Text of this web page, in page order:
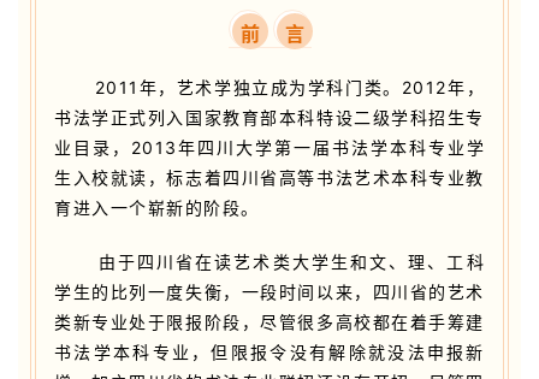
前 言
2011年，艺术学独立成为学科门类。2012年，
书法学正式列入国家教育部本科特设二级学科招生专
业目录，2013年四川大学第一届书法学本科专业学
生入校就读，标志着四川省高等书法艺术本科专业教
育进入一个崭新的阶段。
由于四川省在读艺术类大学生和文、理、工科
学生的比列一度失衡，一段时间以来，四川省的艺术
类新专业处于限报阶段，尽管很多高校都在着手筹建
书法学本科专业，但限报令没有解除就没法申报新